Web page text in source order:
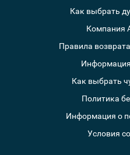
Как выбрать
Компания
Правила
Как выбрать
Политика
Информация о
Условия